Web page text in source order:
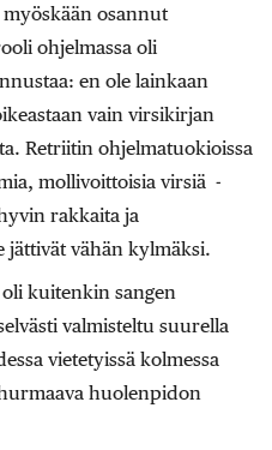
osannut
ohjelmassa oli
en ole lainkaan
vain virsikirjan
Retriitin ohjelmatuokioissa
mollivoittoisia virsiä -
rakkaita ja
vähän kylmäksi.
kuitenkin sangen
valmisteltu suurella
vietetyissä kolmessa
huolenpidon